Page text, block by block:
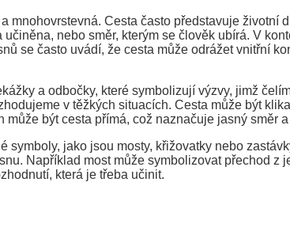
mnohovrstevná. Cesta často představuje životní
nebo směr, kterým se člověk ubírá. V
se často uvádí, že cesta může odrážet vnitřní
a odbočky, které symbolizují výzvy, jimž
v těžkých situacích. Cesta může být
může být cesta přímá, což naznačuje jasný směr
symboly, jako jsou mosty, křižovatky nebo
Například most může symbolizovat přechod z
která je třeba učinit.